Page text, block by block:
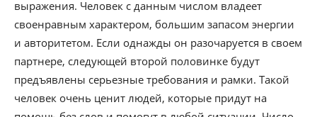
выражения. Человек с данным числом владеет
своенравным характером, большим запасом энергии
и авторитетом. Если однажды он разочаруется в своем
партнере, следующей второй половинке будут
предъявлены серьезные требования и рамки. Такой
человек очень ценит людей, которые придут на